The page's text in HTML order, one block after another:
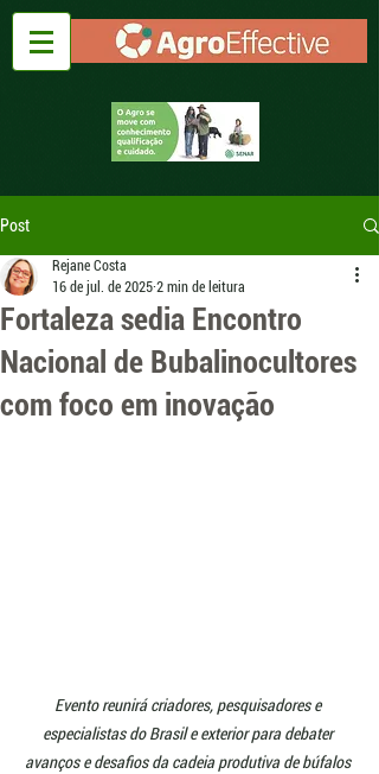
Post
Fortaleza sedia Encontro
Nacional de Bubalinocultores
com foco em inovação
Rejane Costa
16 de jul. de 2025 2 min de leitura
Evento reunirá criadores, pesquisadores e
especialistas do Brasil e exterior para debater
avanços e desafios da cadeia produtiva de búfalos